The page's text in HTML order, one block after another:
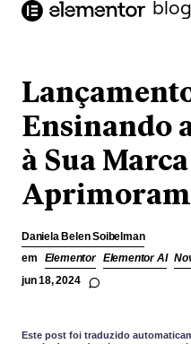
conteúdo
blog
Ensinando
à Sua
Daniela Belen Soibelman
em
Elementor Elementor AI
jun 18, 2024
Este post foi traduzido